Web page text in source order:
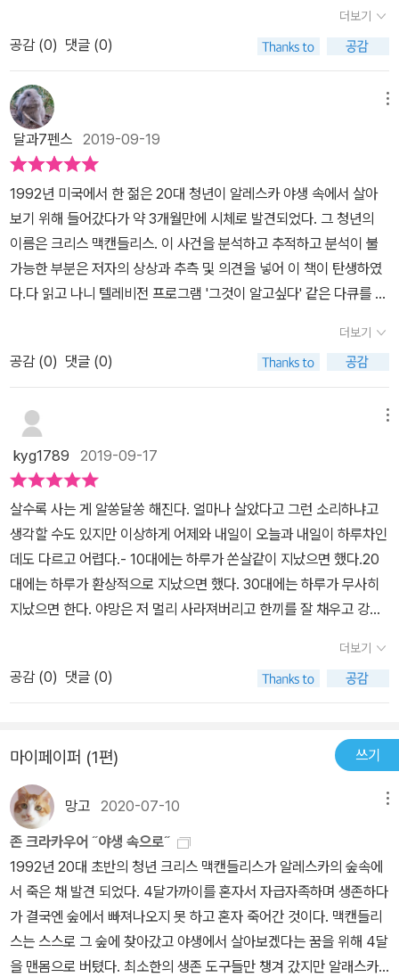
장 힘들 때 스티킨 빙모를 등반한 젊은 시절 경험을 바탕으로 크리스
맥캔들리스의 방랑이 어디에서 비롯되었는지를 유추해냈다. 젊은 시
러운 사람이었다. 늘 아버지를 실망시켰다. 맥캔들리스처럼, 권위적
인 남자들을 보면 내 마음속에서는 치미는 분노와 충족하고픈 갈망이
마구 뒤섞였다. 그리고 내 미숙한 상상력이 어떤 것에 일단 사로잡히
면 집착과도 같은 열정을 갖고 몰두했는데, 열일곱 살 때부터 이십 대
후반까지 그 어떤 것은 바로 산악 등반이었다. (224p) 나이 든 사람
들이 무모하다고 여기는 행동을 젊은 사람들이 하고 싶어 하는 것은
그리 드문 일이 아니다. …… 젊은 사람들이 위험한 행동을 하는 것은
일종의 통과의례다. 어떤 위험에든 늘 유혹이 도사리고 있다. 대체로
그런 이유 때문에 그처럼 많은 십 대가 과속운전을 하고 술을 많이 마
터에 내보내는 것이 언제나 그처럼 쉬웠다. …… 맥캔들리스는 자신의
방식으로 논리의 극단에 따라 위험을 감수한 것뿐이다. (300p) 크라
카우어의 세심한 취재에 근거해 묘사된 크리스 맥캔들리스의 젊음과
광활한 야생에서의 삶은 낭만적이기도 하며, 그와 동시에 불안하고
위험한 것이기도 했다. 홀로 설 줄 알게 된 후에 한계를 직시하면서 성
숙해지듯 야생 속에서 홀로 길을 걷던 그는 삶과 죽음의 경계에서 돌
아오지 못했다. 그러나 그는 사람들에게 많은 메시지를 남겼다.
세이이자, 인간과 자연의 관계에 대한 고찰, 삶속에서의 안주와 도전
했고 방해받는 걸 싫어했어. 뭔가를 찾는 아이 같아 보이기도 했어. 그
게 뭔지도 모르면서 말이야. (74쪽) 소로와 톨스토이의 추종자. (70
쪽) 그런 다음, 소로와 톨스토이가 봤으면 흡족해 했을 만한 행동을
했다. (53쪽) 헨리 데이비드 소로의 현대판 추종자로서 더 높은 차
원의 법칙을 따랐으며, 『시민 불복종』을 복음처럼 받아들였기 때문에
주의 법을 무시하는 것을 자신의 도덕적 책임으로 여겼노라 (52쪽)
그래서, 그의 삶을 이렇게 정리할 수 있겠다.<『야성의 부름』 을 쓴 잭
런던을 좋아했던 크리스 맥캔들리스는 『월든』 을 쓴 헨리 데이비드
소로, 금욕적인 삶에 대해 많은 글을 써온 톨스토이로부터 영감을 얻
어 그렇게 살아가기로 결심하고, 대학 졸업 이후 알라스카로 들어가
그렇게 살아가다가, 짧은 생을 마친다.> 이 책의 용도, 그 하나 : 알
렉스의 일기가 이 책에 전부는 아니지만 소개되고 있는데, 그 내용이
있어, 수필로도 읽을 수 있고 종교적 명상자료로도 사용할 수 있다.
예컨대 다음과 같은 글들이 특히 그렇다.<삶의 기쁨은 새로운 경험을
만나는데서 오고 매일매일 새롭고 다른 태양이 떠오르므로 끊임없이
변하는 지평선을 보는 것보다 더 큰 기쁨은 없어요.> (99쪽) <한 곳
선으로 만드세요.>(100쪽) <앞으로 얼마 동안은 이렇게 살아가자
고 결심했어요. 자유와 단순한 아름다움이 그냥 좋아 버릴 수가 없거
든요.> (155쪽) 다시, 이 책은? 저자의 치열한 저널리스트 정신에
찬사를 보낸다. 죽은 사람은 말이 없다. 다만 시신이 말할 뿐이다.저자
는 그렇게 시신이 남긴 몇 가지 자료를 가지고 그의 삶을 완벽하게 복
원해냈다. 어린 시절부터, 대학 졸업 후 알라스카로 가는 길, 그 길에
서 만난 사람들과의 인터뷰를 통해서, 그의 행적과 생각과 삶의 방향
이 어디로 향하고 있는가까지, 저널리스트의 예리한 후각을 발휘하여
그가 남기고 간 삶의 자취를 독자들에게 잘 보여주고 있다. 자칫했으
히 다르다. 문명에서 나고 문명에서 살아 왔지만 어느 순간 자신만의
의지로 문명을 벗어나 살아 갈 수 잇다라는 확신을 가지게 된다... 일
외험한 오지에서 아무런 구조 장비갖추지 않은 상태의 거주는 어니었
던 것으로 전해 진다.. 다시 알래스카 당시 사고가 벌어진 현장으로 가
보면, 그 이 - 20대 맥캔들리스는 , 예전 산맥 개발업자가 끌어다 놓
은 임시 숙소인 버려진 버스 안에서 발견되는데, 아주 오지는 아닌 주
변 하이웨이 20여 KM 떨어진 지점이고 북국 빙하가 녹아 내려 얗은
강물을 건너던 4월 에는 무릅 높이의 강물이 그가 갖혀 버린 시기 7
월에서 8월은 매우 강수량이 많아 졌고 따라서 다시 되돌아와 강을
건너기에는 너무 늦어 버린 시기 이기도 하다. 하지만 , 저자는 , 그가
제대로된 나침반과 좀더 세부적인 현대식 지도만 있었더라면 목숨은
천이 있었고 , 더 세부적으로는 3 KM 만 북상 하면 별도의 산림대피
소에 약간의 식량과 , 응급 물품들이 있었기 때문이다.. 누구나가 한번
쯤 자기 확신의 오류에 빠지는 젊은 날엔 자신들이 불사신으로 치부
하며 ㅡ 오히려 전장터에 자원 입대하는 경우도 왕왕 있고, 고속도로
경주에서 목숨을 잃는 경우도 많다.. 안전에 대한 불감증 이전에 어떤
미신 적인 확신이 결국 그를 죽음 으로 몰고 가지 않았을까,,,, 비교적
내성적인 그는 학창 시절 내내 우등생이었고, 약간의 공부만으로도
장학생이 될 수 있었더... 부모의 마랩대로 대학에 진학 하여 전공과
관련 없는 일들을 하긴 했지만 어학과 에술에도 일가견이 있어서 미
국 남부 지역을 트래킹 하거나 히치 하이킹 할때 만주쳤었던 사람들
의 기억으로는 꽤나 영리 하고 쾌활한 젊은이 었다... 다른 무모한 도
전을 했엇던 알라스카 거주민 이 있다 그 또한 암벽 등반을 좋아하고
주고 한 그의 직업은 목수 이다.. 어무 보잘것 없는 일상이 그를 그렇
게 마력적인 산맥의 정상 빙벽 수km를 오르게 햇고 깊이를 알수 없
는 크래 바스를 마치 이웃집 개울 건너가듯이 만들었는지 세상 사람
고 , 이야기를 전파하고 강연을 하기도 한다... 다시 , 아사 되었다고
보고된 맥캔들리스에게로 돌아가면 그는 학생 이자 아마추어 탐험가
이지 전문가는 아니었다.. 비교전 기후가 온화한 켈리 포니아 사막이
나 습지에는 여름철엔 아무런 장비 없이도 살아 남을 수 잇엇지만 북
국에 가까운 알라스카 빙하 지대 산맥에선 상황이 다르다.. 결국 식물
도감 까지 공부 하였지만 그의 사인은 감자를 먹고 나머지 배고픈 상
태에서 다른 사냥감도 없던 그에게 감자 씨가 체내 아미노산 돗이 되
어 기력을 더욱 쇠잔 하게 된 원인 이엇던 것으로 추적 역학 조사 되었
다 , 장장 20여년에걸친 끈질긴 어떤 집념 어린 저널 리스트의 활역
든 방면에서 뛰어난 실력을 지녔던 알렉스는 대학을 마치고 가족들에
게 알리지 않고 방황을 시작한다. 부모의 입장으로 보면 방황이라는
단어가 어울릴 것 같고, 본인의 입장은 무엇인가 할말이 많지 않을
까? 생각해본다. 아버지에 대한 분노를 가슴에 안고, 농장이나 햄버
거 집에서 돈을 벌면 한 곳에 오래 머물러 있지 않고 , 한편으로는 걱
정을 가득 할 수 밖에 없는 발자취를 보여 준다. 하지만 그 누가 시켜
서 그런 모습을 보여 준 것이 아니었기에 한편은 찬사를보내고 싶다.
선뜻 다가설 수 없는 알래스카 오지 속으로의 탐방의 모습은 정말 대
단하다는 말 밖에 할 수 없다. 알래스카의 말 자체가 ' 거대한 땅'이라
는 인디언 말이라고 한다. 한편으로는 미국 면적의 1/5에 해당한다고
하니 얼마나 거대한 모습을 갖고 있을까 궁금해지기도 한다. 알렉스
의 탐방일기를 보면 너무나 일찍 떠난 삶을 살았기에 안타까움은 크
지만 한편으로는 자연과 교감하며 가슴으로 많은 느낌을 남겼기에 많
은 생각을 하게 한다. 「삶의 기쁨은 새로운 경험을 만나는데서 오고
세요. 움직이고 돌아다니고, 매일을 새로운 지평선으로 만드세요.」(1
00쪽)어린 시절부터 알래스카로 가는 알렉스의 행적을 찾아 그가 생
각하고 있는 삶의 방향을 찾아낸 『야생 속으로』이 책의 저자 인 '존
크라카우어'도 정말 대단하다. 영화로도 제작 되었다고 하니 찾아서
봐야겠다.
더보기
공감 (0) 댓글 (0)
달과7펜스 2019-09-19
1992년 미국에서 한 젊은 20대 청년이 알레스카 야생 속에서 살아
보기 위해 들어갔다가 약 3개월만에 시체로 발견되었다. 그 청년의
이름은 크리스 맥캔들리스. 이 사건을 분석하고 추적하고 분석이 불
가능한 부분은 저자의 상상과 추측 및 의견을 넣어 이 책이 탄생하였
다.다 읽고 나니 텔레비전 프로그램 '그것이 알고싶다' 같은 다큐를 보
일을 크리스 맥캔들리스는 항상 꿈꾸어 왔다. 그가 죽게 된 알레스카
에 가기 전에도 미국을 떠돌며, 소유하던 차도 버린 채 히치하이커 생
활을 하였다. 중간 중간 돈을 마련하기 위해서는 단기 노동 등을 하였
다. 그 청년을 기억하는 많은 사람들이 있기에, 실제 주변 사람들의 인
터뷰/간증 및 크리스 맥캔들리스가 중간 중간 인연의 사람들에게 보
낸 편지 등이 함께 구성된 책이어서 더욱 더 현실감이 넘쳤다.저자가
이 책에서 추측하기로 크리스 맥캔들리스의 알래스카 사망 사안은 잘
못 먹은 씨앗의 독이라고 하는데. 사실 더 버틸 수 있었을 텐데 어처구
니 없는 무지 혹은 실수로 사망한 듯한 청년의 이야기 끝 결말은 나에
게 많은 허무함을 안겨주었다.크리스가 원하는 것은 무었이었을까.
꾸밈이 많은 듯한 현대의 문명을 버리고 야생 속으로 가는 방법에 대
해서 많은 생각을 하게 한 책이다. 원시의 우리 조상들이 살았던 야생
의 삶도 (현대의 눈으로 보이기에는 야생이거나 원시라고 말하겠지
만) 그 때에는 그 나름의 지혜가 있었을 것 같다. 수렵하는 법, 음식을
개로, 안락함과 문명에 만족하지 않고 도전을 위해 나서는 청년의 마
음은 한편으로 공감했다. 하지만 그 부분이 '극단'이라는 점이 조금 아
쉬웠을뿐. 이 청년의 이야기는 극단적이지만 인간의 도전의 마음이
사람들을 에베레스트 산, 히말라야를 오르게 하는 것이 아닐까 하는
생각이 든다. 그리고 옛날에 콜롬버스가 다른 대륙을 발견한 것처럼
큰 역사적 사건까지 말이다.책 중간중간에 나온, 이 실화의 주인공 크
리스가 알레스카 야생 생활 중 읽은 책, 줄친 부분 그리고 메모 등도
무척 인상깊었다. 자연주의 작가들의 책. 문명 속에만 살다보면 자연
을 잊고 산다. 자연을 찾을 필요가 있고 좀 더 자연과 가깝게 사는 것
은 요즘 시대에 더욱 더 필요하고 이상적이라고 생각한다. 하지만 극
더보기
공감 (0) 댓글 (0)
kyg1789 2019-09-17
살수록 사는 게 알쏭달쏭 해진다. 얼마나 살았다고 그런 소리하냐고
생각할 수도 있지만 이상하게 어제와 내일이 오늘과 내일이 하루차인
데도 다르고 어렵다.- 10대에는 하루가 쏜살같이 지났으면 했다.20
대에는 하루가 환상적으로 지났으면 했다. 30대에는 하루가 무사히
지났으면 한다. 야망은 저 멀리 사라져버리고 한끼를 잘 채우고 강아
이런 건 내 사전엔 이미 사라진 지 오랜듯하다. -그래서인지 요즘엔
뚝심있게 자신의 신념대로 사는 사람들이 부럽진 않아도 멋있다는 생
각이 든다. 내가 할 생각은 없지만 어찌 저걸 했을까 하는 생각에 존경
을 떠올 릴때면 더욱 그런 듯하다. 자연을 갈망하고 꿈 꾸지만 여전히
도시에 아파트에 사는 나라서 그런가보다. 사실 골골대는 몸을 이끌
고 시도는 해봤다. 캠핑도 몇 번이나 갔는데 그때마다 잠은 한 톨도 제
대로 못자고 새벽에 쫓기듯 돌아와 쌍화탕을 먹고 전기장판에 몸을
지졌다. 그랬다. 나는 자연친화적으로 살기엔 너무 편리함에 익숙하
게 커왔고 체력이 받쳐주질 못하는 거다. --노지캠핑 백패킹을 여전
히 꿈은 꾸지만 내가 가진 몸뚱이를 생각해보면 불가능이다. 주저앉
아 울다가 민폐만 끼칠까 걱정이다.-그런 점에서 한창 젊음을 누려야
할 20대 초반의 청년 크리스는 존경받아 마땅하다. 좀 과격하고 극단
더보기
공감 (0) 댓글 (0)
마이페이퍼 (1편) 쓰기
망고 2020-07-10
존 크라카우어 ˝야생 속으로˝
1992년 20대 초반의 청년 크리스 맥캔들리스가 알레스카의 숲속에
서 죽은 채 발견 되었다. 4달가까이를 혼자서 자급자족하며 생존하다
가 결국엔 숲에서 빠져나오지 못 하고 혼자 죽어간 것이다. 맥캔들리
스는 스스로 그 숲에 찾아갔고 야생에서 살아보겠다는 꿈을 위해 4달
을 맨몸으로 버텼다. 최소한의 생존 도구들만 챙겨 갔지만 알래스카